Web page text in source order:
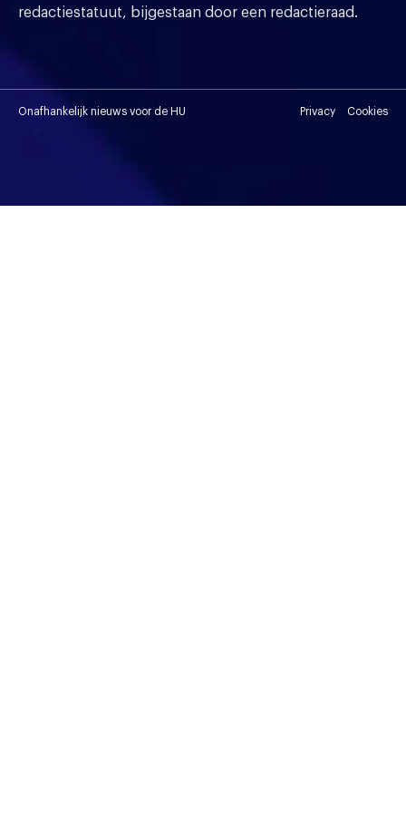
redactiestatuut, bijgestaan door een redactieraad.
Onafhankelijk nieuws voor de HU Privacy Cookies